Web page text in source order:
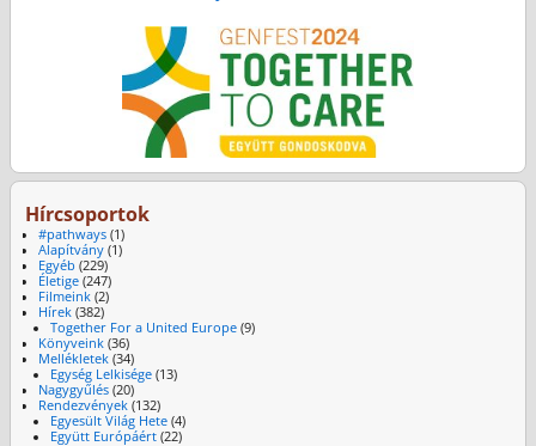
Hírcsoportok
#pathways(1)
Alapítvány(1)
Egyéb (229)
Életige(247)
Filmeink(2)
Hírek(382)
Together For a United Europe (9)
Könyveink(36)
Mellékletek(34)
Egység Lelkisége (13)
Nagygyűlés(20)
Rendezvények(132)
Egyesült Világ Hete (4)
Együtt Európáért (22)